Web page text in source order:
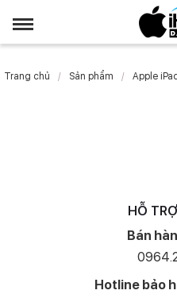
Trang chủ Sản phẩm Apple iPad
HỖ
Bán
Hotline bảo